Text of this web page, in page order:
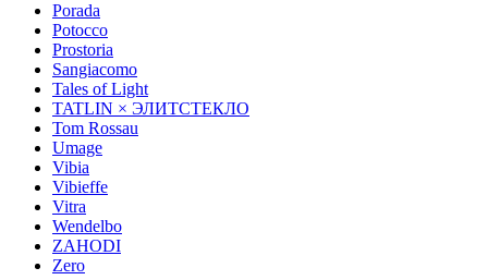
Porada
Potocco
Prostoria
Sangiacomo
Tales of Light
TATLIN × ЭЛИТСТЕКЛО
Tom Rossau
Umage
Vibia
Vibieffe
Vitra
Wendelbo
ZAHODI
Zero